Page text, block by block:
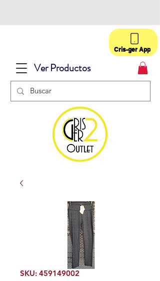
Ver Productos
Cris-ger App
SKU: 459149002